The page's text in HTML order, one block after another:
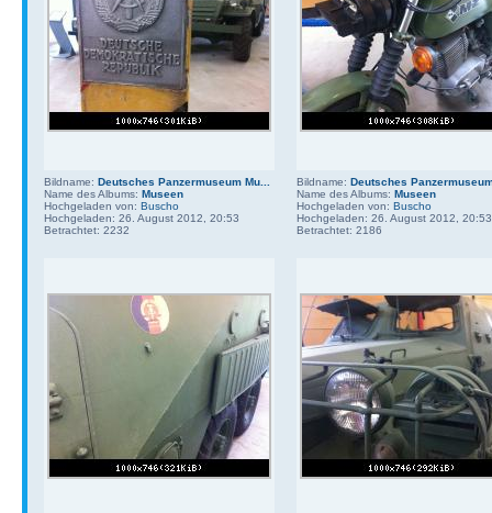
Bildname: Deutsches Panzermuseum Mu...
Name des Albums: Museen
Hochgeladen von: Buscho
Hochgeladen: 26. August 2012, 20:53
Betrachtet: 2232
Bildname: Deutsches
Name des Albums: Museen
Hochgeladen von: Buscho
Hochgeladen: 26. August 2012, 20:53
Betrachtet: 2186